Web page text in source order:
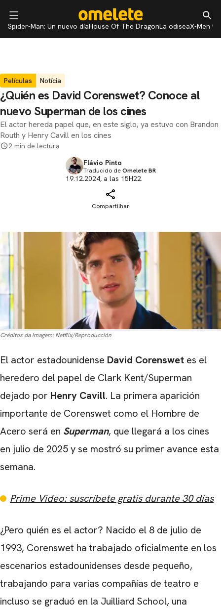
Spider-Man: Un nuevo díaHouse Of The DragonLa odiseaX-Men 97
Películas Notícia
¿Quién es David Corenswet? Conoce al
nuevo Superman de los cines
El actor hereda papel que, en este siglo, ya estuvo con Brandon
Routh y Henry Cavill en los cines
2 min de lectura
Flávio Pinto
Traducido deOmelete BR
19.12.2024, a las 15H22.
Compartilhar
Créditos da imagem: Netflix/Reproducción
El actor estadounidense David Corenswet es el
heredero del papel de Clark Kent/Superman
dejado por Henry Cavill. La primera aparición
importante de Corenswet como el Hombre de
Acero será en Superman, que llegará a los cines
en julio de 2025 y se mostró su primer avance esta
semana.
Prime Video: suscríbete gratis durante 30 días
¿Pero quién es el actor? Nacido el 8 de julio de
1993, Corenswet ha trabajado oficialmente en los
escenarios estadounidenses desde pequeño,
trabajando para varias compañías de teatro e
incluso se graduó en la Juilliard School, una